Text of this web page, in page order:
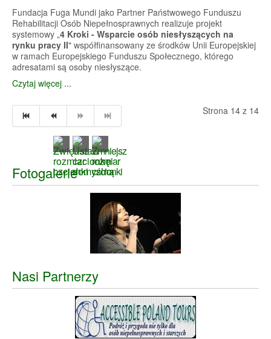
Fundacja Fuga Mundi jako Partner Państwowego Funduszu
Rehabilitacji Osób Niepełnosprawnych realizuje projekt
systemowy „4 Kroki - Wsparcie osób niesłyszących na
rynku pracy II" współfinansowany ze środków Unii Europejskiej
w ramach Europejskiego Funduszu Społecznego, którego
adresatami są osoby niesłyszące.
Czytaj więcej ...
Strona 14 z 14
Fotogalerie
Nasi Partnerzy